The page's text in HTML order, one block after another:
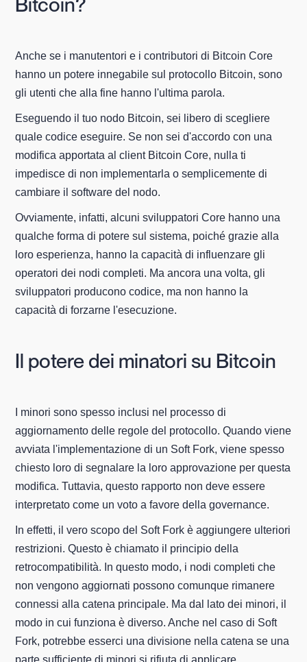
Anche se i manutentori e i contributori di Bitcoin Core
hanno un potere innegabile sul protocollo Bitcoin, sono
gli utenti che alla fine hanno l'ultima parola.
Eseguendo il tuo nodo Bitcoin, sei libero di scegliere
quale codice eseguire. Se non sei d'accordo con una
modifica apportata al client Bitcoin Core, nulla ti
impedisce di non implementarla o semplicemente di
cambiare il software del nodo.
Ovviamente, infatti, alcuni sviluppatori Core hanno una
qualche forma di potere sul sistema, poiché grazie alla
loro esperienza, hanno la capacità di influenzare gli
operatori dei nodi completi. Ma ancora una volta, gli
sviluppatori producono codice, ma non hanno la
capacità di forzarne l'esecuzione.
Il potere dei minatori su Bitcoin
I minori sono spesso inclusi nel processo di
aggiornamento delle regole del protocollo. Quando viene
avviata l'implementazione di un Soft Fork, viene spesso
chiesto loro di segnalare la loro approvazione per questa
modifica. Tuttavia, questo rapporto non deve essere
interpretato come un voto a favore della governance.
In effetti, il vero scopo del Soft Fork è aggiungere ulteriori
restrizioni. Questo è chiamato il principio della
retrocompatibilità. In questo modo, i nodi completi che
non vengono aggiornati possono comunque rimanere
connessi alla catena principale. Ma dal lato dei minori, il
modo in cui funziona è diverso. Anche nel caso di Soft
Fork, potrebbe esserci una divisione nella catena se una
parte sufficiente di minori si rifiuta di applicare